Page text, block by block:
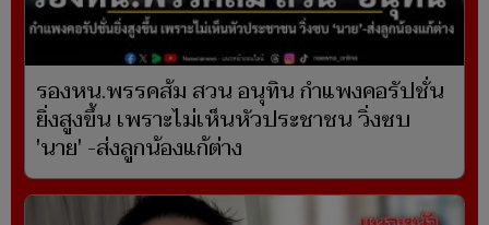
รองหน.พรรคส้ม สวน อนุทิน กำแพงคอรัปชั่น
ยิ่งสูงขึ้น เพราะไม่เห็นหัวประชาชน วิ่งซบ
'นาย' -ส่งลูกน้องแก้ต่าง